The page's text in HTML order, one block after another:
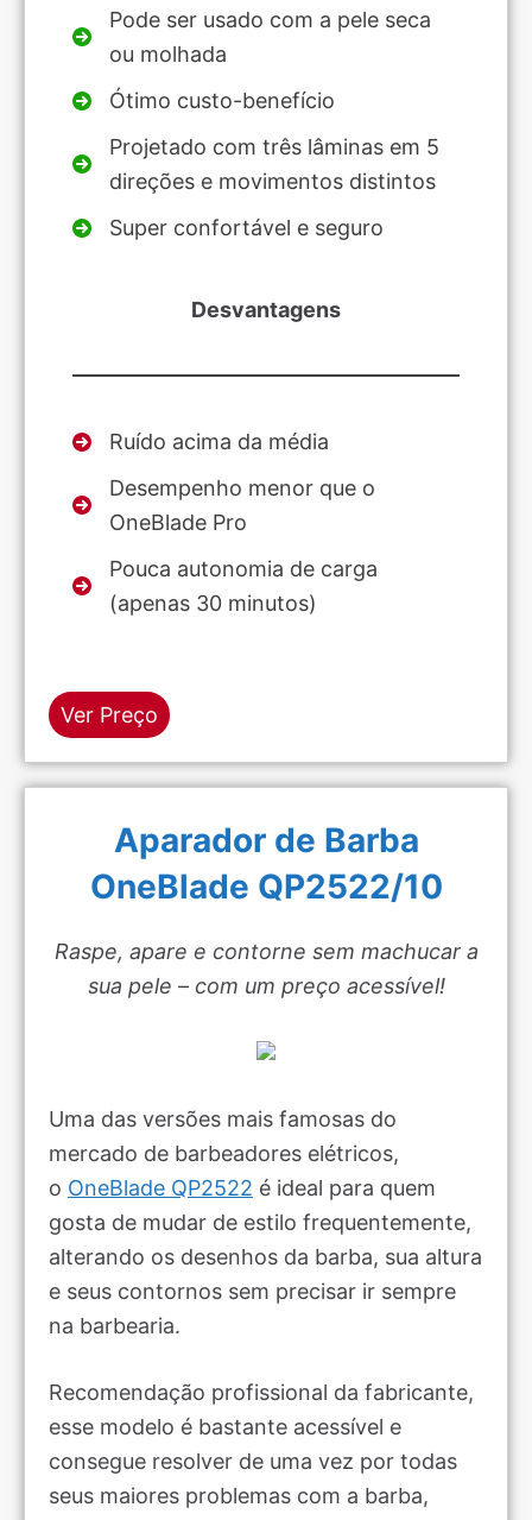
Pode ser usado com a pele seca
ou molhada
Ótimo custo-benefício
Projetado com três lâminas em 5
direções e movimentos distintos
Super confortável e seguro
Desvantagens
Ruído acima da média
Desempenho menor que o
OneBlade Pro
Pouca autonomia de carga
(apenas 30 minutos)
Ver Preço
Aparador de Barba
OneBlade QP2522/10
Raspe, apare e contorne sem machucar a
sua pele – com um preço acessível!
Uma das versões mais famosas do
mercado de barbeadores elétricos,
o OneBlade QP2522 é ideal para quem
gosta de mudar de estilo frequentemente,
alterando os desenhos da barba, sua altura
e seus contornos sem precisar ir sempre
na barbearia.
Recomendação profissional da fabricante,
esse modelo é bastante acessível e
consegue resolver de uma vez por todas
seus maiores problemas com a barba,